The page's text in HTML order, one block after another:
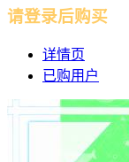
请登录后购买
详情页
已购用户